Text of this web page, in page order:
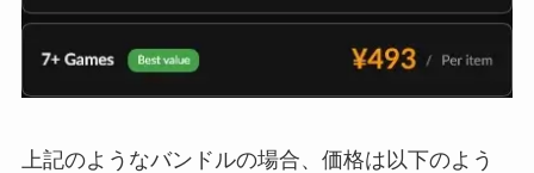
上記のようなバンドルの場合、価格は以下のよう